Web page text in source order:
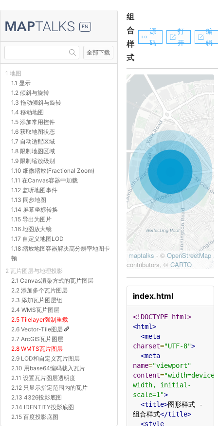
EN
全部下载
1 地图
1.1 显示
1.2 倾斜与旋转
1.3 拖动倾斜与旋转
1.4 移动地图
1.5 添加常用控件
1.6 获取地图状态
1.7 自动适配区域
1.8 限制地图区域
1.9 限制缩放级别
1.10 细微缩放(Fractional Zoom)
1.11 在Canvas容器中加载
1.12 监听地图事件
1.13 同步地图
1.14 屏幕坐标转换
1.15 导出为图片
1.16 地图放大镜
1.17 自定义地图LOD
1.18 缩放地图容器解决高分辨率地图卡
顿
2 瓦片图层与地理投影
2.1 Canvas渲染方式的瓦片图层
2.2 添加多个瓦片图层
2.3 添加瓦片图层组
2.4 WMS瓦片图层
2.5 Tilelayer强制重载
2.6 Vector-Tile图层
2.7 ArcGIS瓦片图层
2.8 WMTS瓦片图层
2.9 LOD和自定义瓦片图层
2.10 用base64编码载入瓦片
2.11 设置瓦片图层透明度
2.12 只显示指定范围内的瓦片
2.13 4326投影底图
2.14 IDENTITY投影底图
2.15 百度投影底图
2.16 Proj4js自定义投影底图
组
合
样
式
源
码
打
开
编
辑
index.html
<!DOCTYPE html>
<html>
<meta
charset="UTF-8">
<meta
name="viewport"
content="width=device-
width, initial-
scale=1">
<title>图形样式 -
组合样式</title>
<style